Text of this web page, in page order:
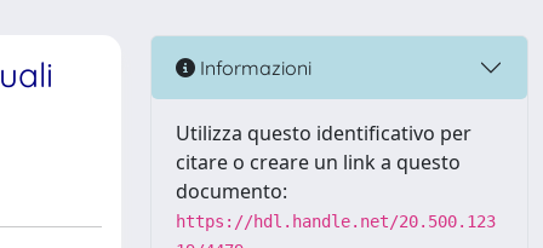
Informazioni
Utilizza questo identificativo per
citare o creare un link a questo
documento:
https://hdl.handle.net/20.500.123